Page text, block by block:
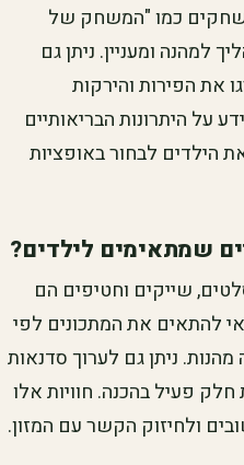
משחקים כמו "המשחק של
למהנה ומעניין. ניתן גם
את הפירות והירקות
על היתרונות הבריאותיים
הילדים לבחור באופציות
שמתאימים לילדים?
שייקים וחטיפים הם
להתאים את המתכונים לפי
מהנות. ניתן גם לערוך סדנאות
פעיל בהכנה. חוויות אלו
ולחיזוק הקשר עם המזון.